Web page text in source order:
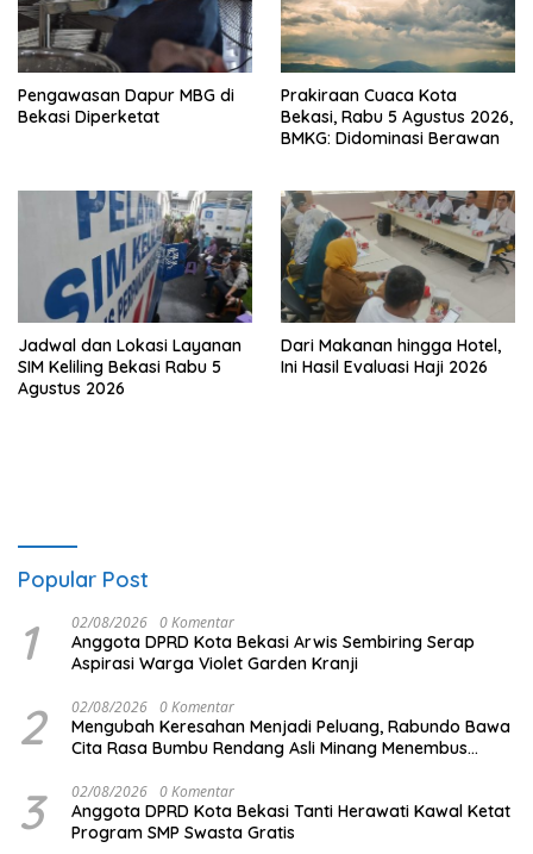
Pengawasan Dapur MBG di
Bekasi Diperketat
Prakiraan Cuaca Kota
Bekasi, Rabu 5 Agustus 2026,
BMKG: Didominasi Berawan
Jadwal dan Lokasi Layanan
SIM Keliling Bekasi Rabu 5
Agustus 2026
Dari Makanan hingga Hotel,
Ini Hasil Evaluasi Haji 2026
Popular Post
1 02/08/2026 0 Komentar
Anggota DPRD Kota Bekasi Arwis Sembiring Serap
Aspirasi Warga Violet Garden Kranji
2 02/08/2026 0 Komentar
Mengubah Keresahan Menjadi Peluang, Rabundo Bawa
Cita Rasa Bumbu Rendang Asli Minang Menembus
3 02/08/2026 0 Komentar
Anggota DPRD Kota Bekasi Tanti Herawati Kawal Ketat
Program SMP Swasta Gratis